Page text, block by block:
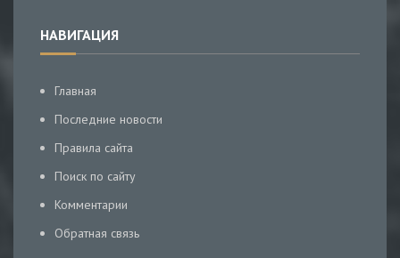
НАВИГАЦИЯ
Главная
Последние новости
Правила сайта
Поиск по сайту
Комментарии
Обратная связь